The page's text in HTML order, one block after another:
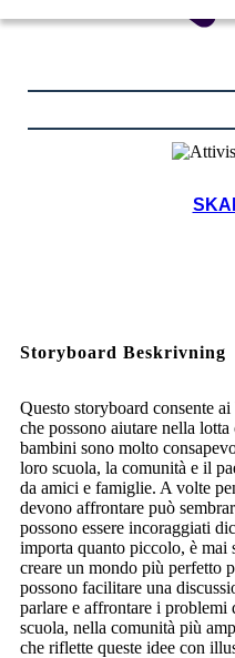
Storyboard Beskrivning
Questo storyboard consente
che possono aiutare nella
bambini sono molto
loro scuola, la comunità e il
da amici e famiglie. A volte
devono affrontare può
possono essere incoraggiati
importa quanto piccolo, è
creare un mondo più perfetto
possono facilitare una
parlare e affrontare i
scuola, nella comunità più
che riflette queste idee con